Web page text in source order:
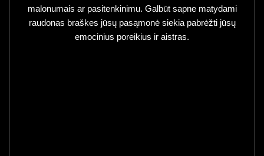
malonumais ar pasitenkinimu. Galbūt sapne matydami
raudonas braškes jūsų pasąmonė siekia pabrėžti jūsų
emocinius poreikius ir aistras.